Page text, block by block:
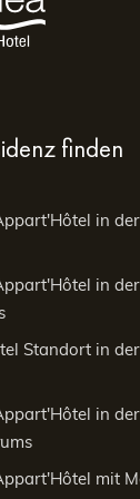
Laune und
Art
Wasser zu
bietet
von Kanälen,
können
finden
in
in
Standort in
in
mit